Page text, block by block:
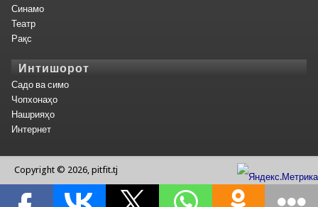
Синамо
Театр
Рақс
Интишорот
Садо ва симо
Чопхонаҳо
Нашрияҳо
Интернет
Copyright © 2026, pitfit.tj